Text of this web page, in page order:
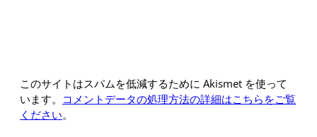
このサイトはスパムを低減するために Akismet を使って
います。 コメントデータの処理方法の詳細はこちらをご覧
ください。